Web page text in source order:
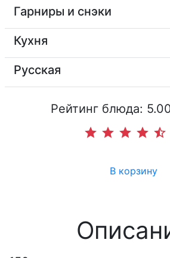
Гарниры и снэки
Кухня
Русская
Рейтинг блюда:
star star star star star_half
В корзину